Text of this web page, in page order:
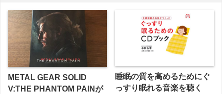
METAL GEAR SOLID
V:THE PHANTOM PAINが
睡眠の質を高めるためにぐ
っすり眠れる音楽を聴く